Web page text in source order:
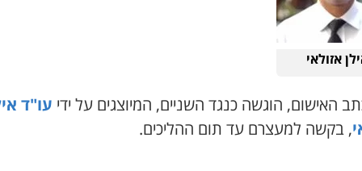
אזולאי
האישום, הוגשה כנגד השניים, המיוצגים על ידי עו"ד
, בקשה למעצרם עד תום ההליכים.